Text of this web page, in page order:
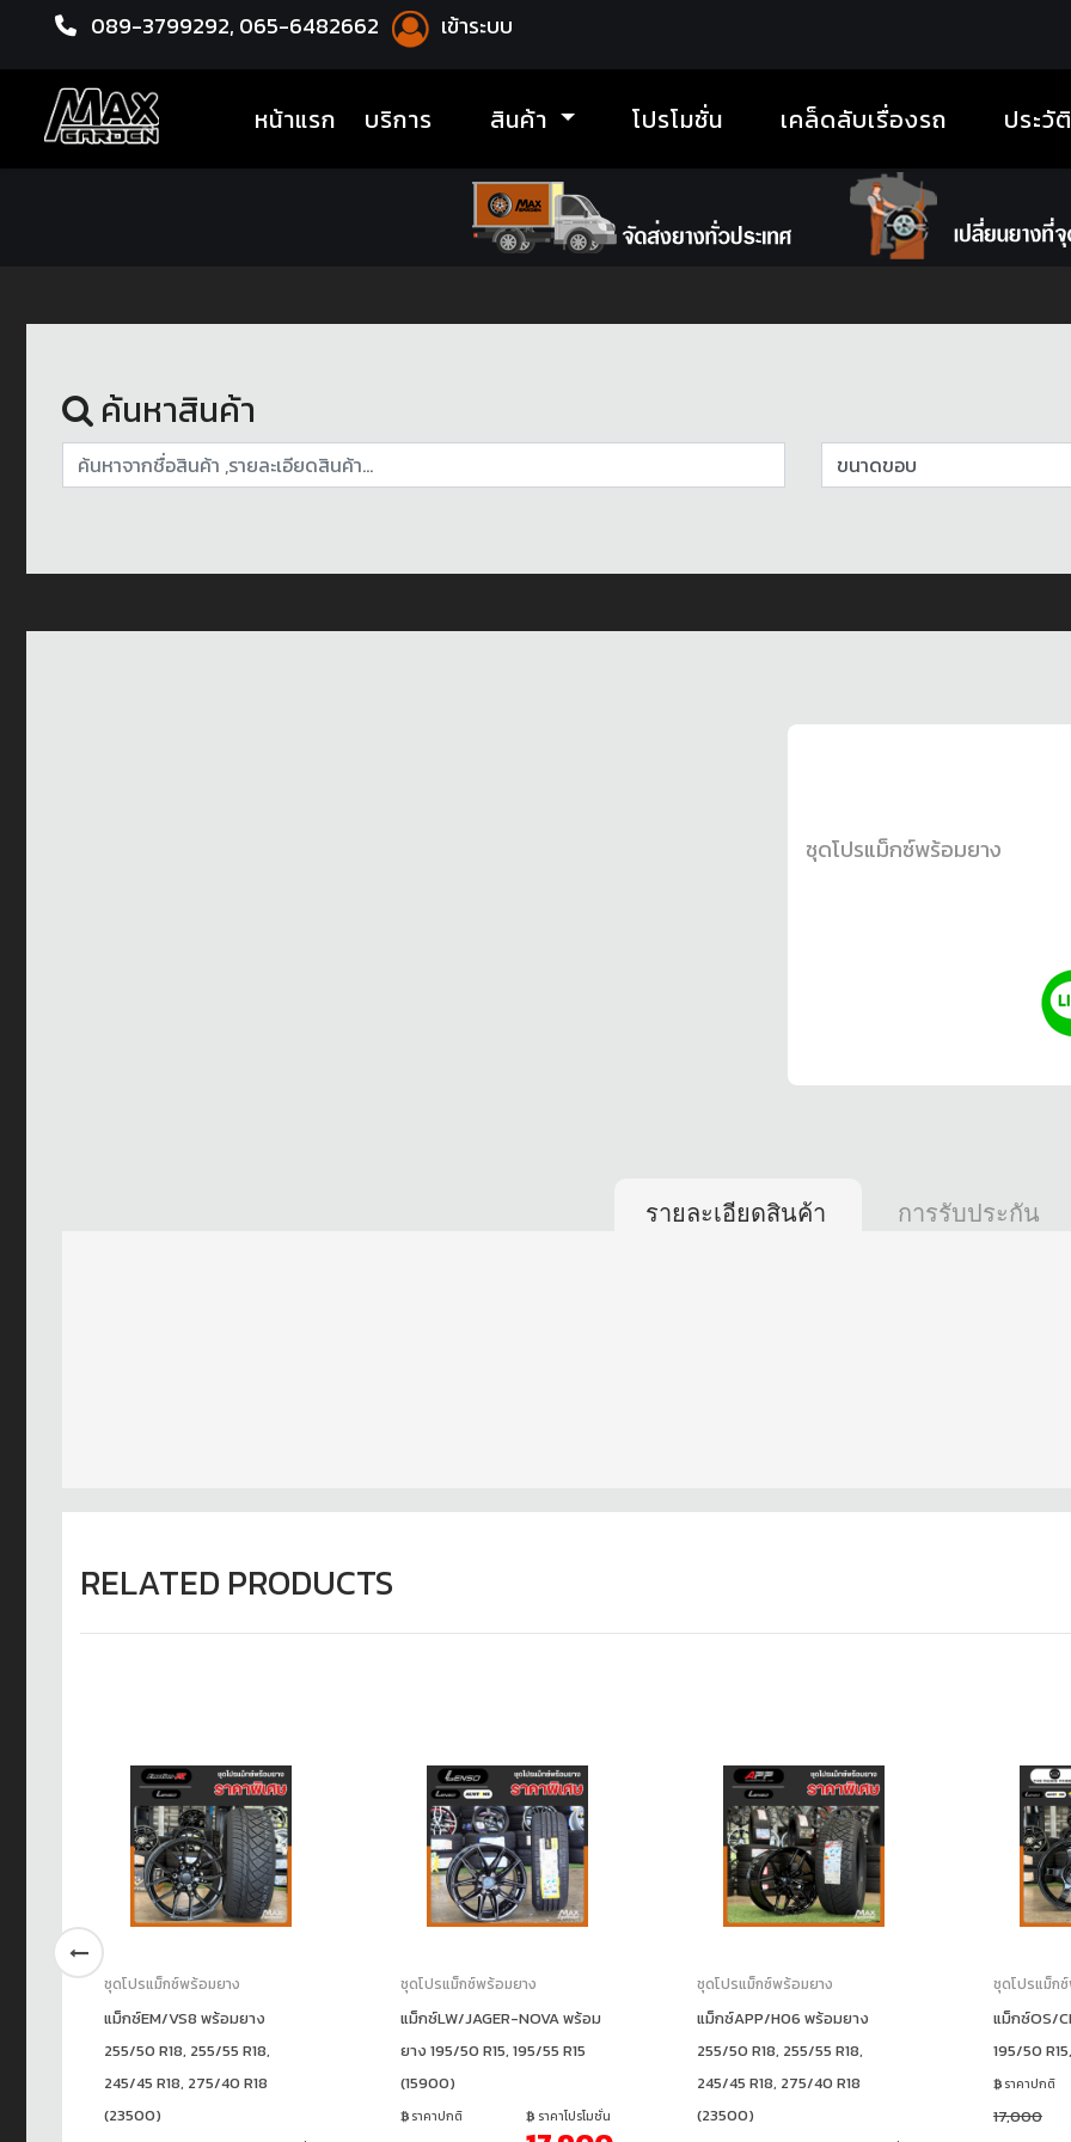
089-3799292, 065-6482662 เข้าระบบ
หน้าแรก(current)
บริการ สินค้า โปรโมชั่น เคล็ดลับเรื่องรถ ประวั
หน้าแรก ชุดโปรแม็กซ์พร้อมยาง
ค้นหาสินค้า
ชุดโปรแม็กซ์พร้อมยาง
รายละเอียดสินค้า การรับประกัน
RELATED PRODUCTS
ชุดโปรแม็กซ์พร้อมยาง
แม็กซ์EM/VS8 พร้อมยาง
255/50 R18, 255/55 R18,
245/45 R18, 275/40 R18
(23500)
ชุดโปรแม็กซ์พร้อมยาง
แม็กซ์LW/JAGER-NOVA พร้อม
ยาง 195/50 R15, 195/55 R15
(15900)
ราคาปกติ ราคาโปรโมชั่น
ชุดโปรแม็กซ์พร้อมยาง
แม็กซ์APP/H06 พร้อมยาง
255/50 R18, 255/55 R18,
245/45 R18, 275/40 R18
(23500)
ชุดโปรแม็ก
แม็กซ์OS/
195/50
ราคาปกติ
17,000